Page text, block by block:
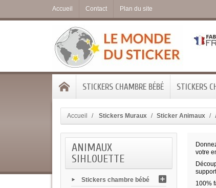
Accueil Contact Plan du site
STICKERS CHAMBRE BÉBÉ STICKERS
Accueil Stickers Muraux Sticker Animaux
ANIMAUX
SIHLOUETTE
Stickers chambre bébé
votre
100%